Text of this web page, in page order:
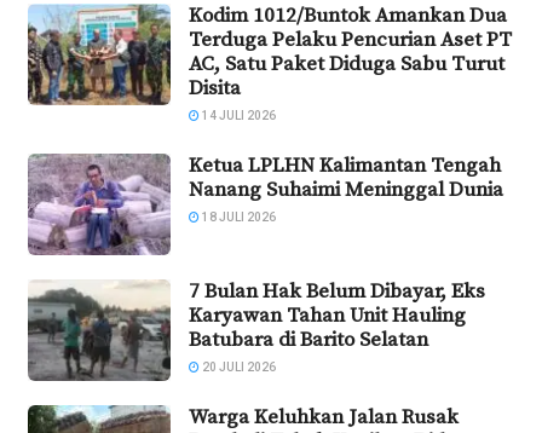
Kodim 1012/Buntok Amankan Dua
Terduga Pelaku Pencurian Aset PT
AC, Satu Paket Diduga Sabu Turut
Disita
14 JULI 2026
Ketua LPLHN Kalimantan Tengah
Nanang Suhaimi Meninggal Dunia
18 JULI 2026
7 Bulan Hak Belum Dibayar, Eks
Karyawan Tahan Unit Hauling
Batubara di Barito Selatan
20 JULI 2026
Warga Keluhkan Jalan Rusak